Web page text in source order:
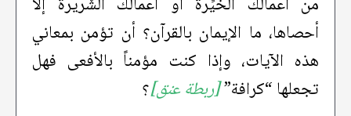
أحصاها، ما الإيمان بالقرآن؟ أن تؤمن بمعاني
هذه الآيات، وإذا كنت مؤمناً بالأفعى فهل
تجعلها “كرافة”[ربطة عنق]؟